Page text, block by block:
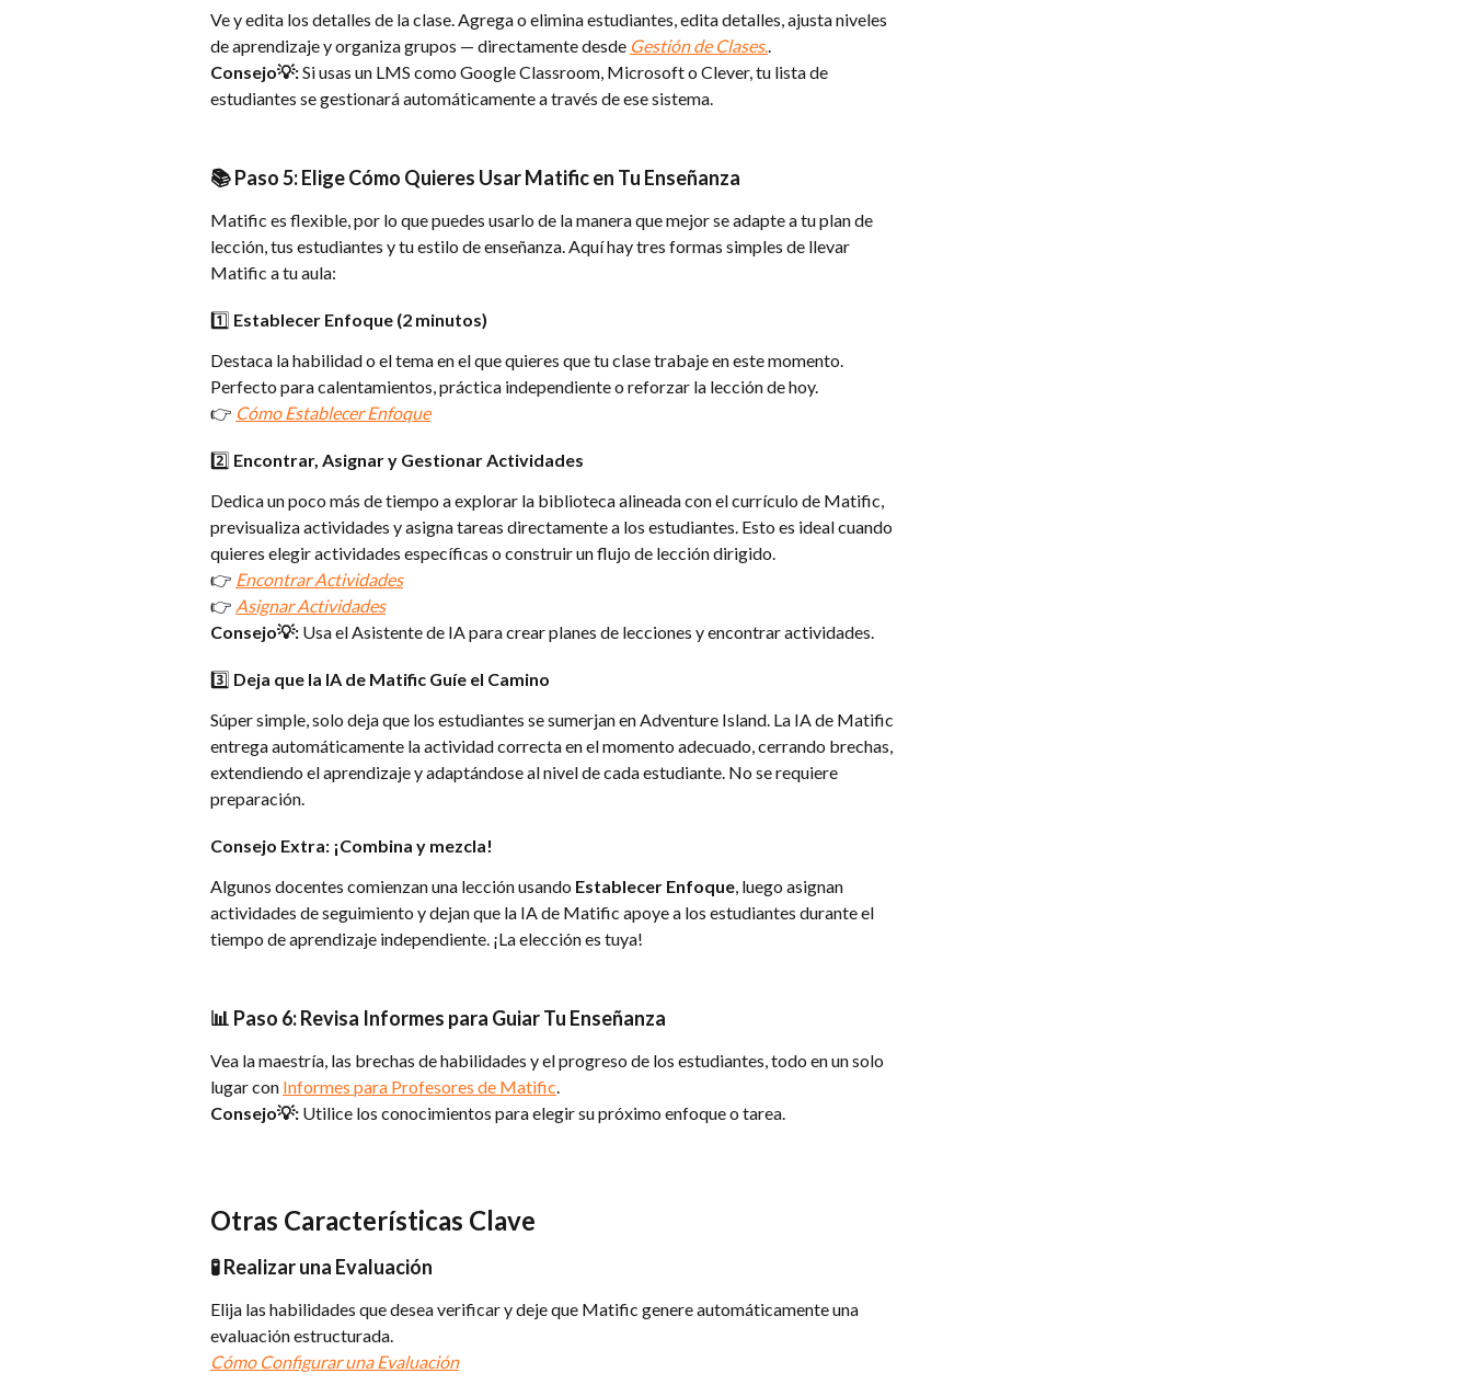
Ve y edita los detalles de la clase. Agrega o elimina estudiantes, edita detalles, ajusta niveles
de aprendizaje y organiza grupos — directamente desde Gestión de Clases.
Consejo💡: Si usas un LMS como Google Classroom, Microsoft o Clever, tu lista de
estudiantes se gestionará automáticamente a través de ese sistema.
📚 Paso 5: Elige Cómo Quieres Usar Matific en Tu Enseñanza
Matific es flexible, por lo que puedes usarlo de la manera que mejor se adapte a tu plan de
lección, tus estudiantes y tu estilo de enseñanza. Aquí hay tres formas simples de llevar
Matific a tu aula:
1️⃣ Establecer Enfoque (2 minutos)
Destaca la habilidad o el tema en el que quieres que tu clase trabaje en este momento.
Perfecto para calentamientos, práctica independiente o reforzar la lección de hoy.
👉 Cómo Establecer Enfoque
2️⃣ Encontrar, Asignar y Gestionar Actividades
Dedica un poco más de tiempo a explorar la biblioteca alineada con el currículo de Matific,
previsualiza actividades y asigna tareas directamente a los estudiantes. Esto es ideal cuando
quieres elegir actividades específicas o construir un flujo de lección dirigido.
👉 Encontrar Actividades
👉 Asignar Actividades
Consejo💡: Usa el Asistente de IA para crear planes de lecciones y encontrar actividades.
3️⃣ Deja que la IA de Matific Guíe el Camino
Súper simple, solo deja que los estudiantes se sumerjan en Adventure Island. La IA de Matific
entrega automáticamente la actividad correcta en el momento adecuado, cerrando brechas,
extendiendo el aprendizaje y adaptándose al nivel de cada estudiante. No se requiere
preparación.
Consejo Extra: ¡Combina y mezcla!
Algunos docentes comienzan una lección usando Establecer Enfoque, luego asignan
actividades de seguimiento y dejan que la IA de Matific apoye a los estudiantes durante el
tiempo de aprendizaje independiente. ¡La elección es tuya!
📊 Paso 6: Revisa Informes para Guiar Tu Enseñanza
Vea la maestría, las brechas de habilidades y el progreso de los estudiantes, todo en un solo
lugar con Informes para Profesores de Matific.
Consejo💡: Utilice los conocimientos para elegir su próximo enfoque o tarea.
Otras Características Clave
🧪 Realizar una Evaluación
Elija las habilidades que desea verificar y deje que Matific genere automáticamente una
evaluación estructurada.
Cómo Configurar una Evaluación